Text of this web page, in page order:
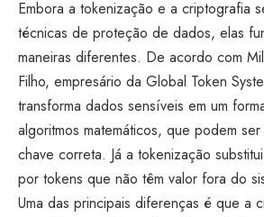
Embora a tokenização e a criptografia
técnicas de proteção de dados, elas
maneiras diferentes. De acordo com
Filho, empresário da Global Token
transforma dados sensíveis em um
algoritmos matemáticos, que podem
chave correta. Já a tokenização
por tokens que não têm valor fora do
Uma das principais diferenças é que a